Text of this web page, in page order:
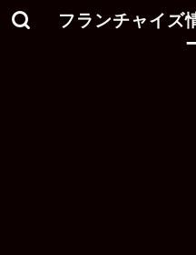
フランチャイズ